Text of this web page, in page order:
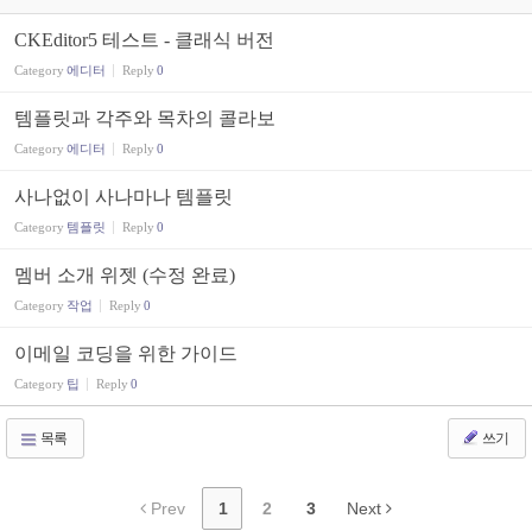
CKEditor5 테스트 - 클래식 버전
Category 에디터 Reply 0
템플릿과 각주와 목차의 콜라보
Category 에디터 Reply 0
사나없이 사나마나 템플릿
Category 템플릿 Reply 0
멤버 소개 위젯 (수정 완료)
Category 작업 Reply 0
이메일 코딩을 위한 가이드
Category 팁 Reply 0
목록 쓰기
Prev 1 2 3 Next